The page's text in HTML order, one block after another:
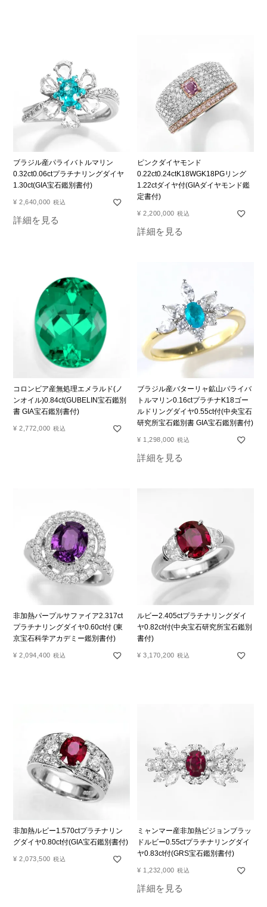
ブラジル産パライバトルマリン
0.32ct0.06ctプラチナリングダイヤ
1.30ct(GIA宝石鑑別書付)
¥ 2,640,000 税込
詳細を見る
ピンクダイヤモンド
0.22ct0.24ctK18WGK18PGリング
1.22ctダイヤ付(GIAダイヤモンド鑑
定書付)
¥ 2,200,000 税込
詳細を見る
コロンビア産無処理エメラルド(ノ
ンオイル)0.84ct(GUBELIN宝石鑑別
書 GIA宝石鑑別書付)
¥ 2,772,000 税込
ブラジル産バターリャ鉱山パライバ
トルマリン0.16ctプラチナK18ゴー
ルドリングダイヤ0.55ct付(中央宝石
研究所宝石鑑別書 GIA宝石鑑別書付)
¥ 1,298,000 税込
詳細を見る
非加熱パープルサファイア2.317ct
プラチナリングダイヤ0.60ct付 (東
京宝石科学アカデミー鑑別書付)
¥ 2,094,400 税込
ルビー2.405ctプラチナリングダイ
ヤ0.82ct付(中央宝石研究所宝石鑑別
書付)
¥ 3,170,200 税込
非加熱ルビー1.570ctプラチナリン
グダイヤ0.80ct付(GIA宝石鑑別書付)
¥ 2,073,500 税込
ミャンマー産非加熱ピジョンブラッ
ドルビー0.55ctプラチナリングダイ
ヤ0.83ct付(GRS宝石鑑別書付)
¥ 1,232,000 税込
詳細を見る